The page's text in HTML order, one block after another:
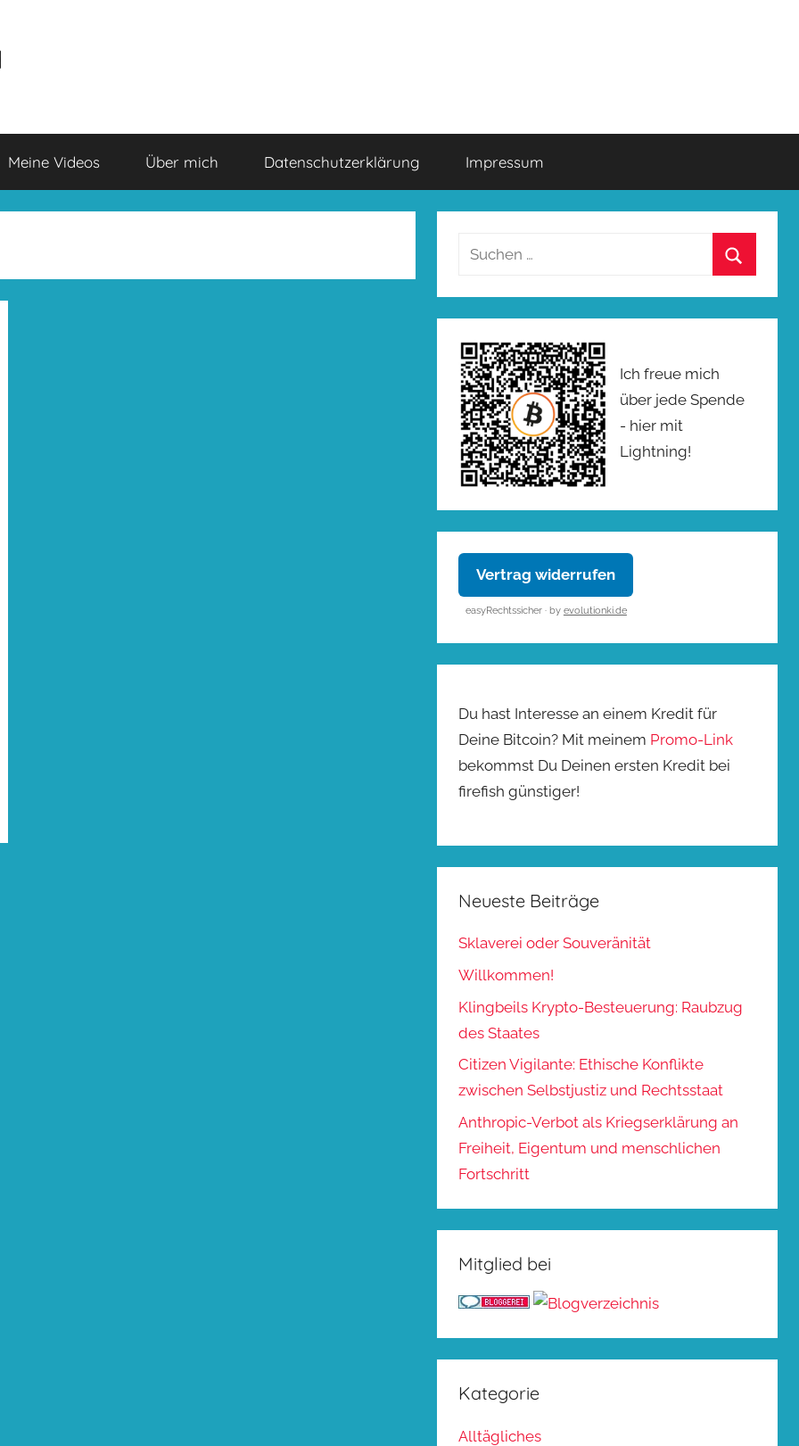
Meine Videos Über mich Datenschutzerklärung Impressum
Suchen
Ich freue mich
über jede Spende
- hier mit
Lightning!
Vertrag widerrufen
easyRechtssicher · by evolutionki.de
Du hast Interesse an einem Kredit für
Deine Bitcoin? Mit meinem Promo-Link
bekommst Du Deinen ersten Kredit bei
firefish günstiger!
Neueste Beiträge
Sklaverei oder Souveränität
Willkommen!
Klingbeils Krypto-Besteuerung: Raubzug
des Staates
Citizen Vigilante: Ethische Konflikte
zwischen Selbstjustiz und Rechtsstaat
Anthropic-Verbot als Kriegserklärung an
Freiheit, Eigentum und menschlichen
Fortschritt
Mitglied bei
Kategorie
Alltägliches